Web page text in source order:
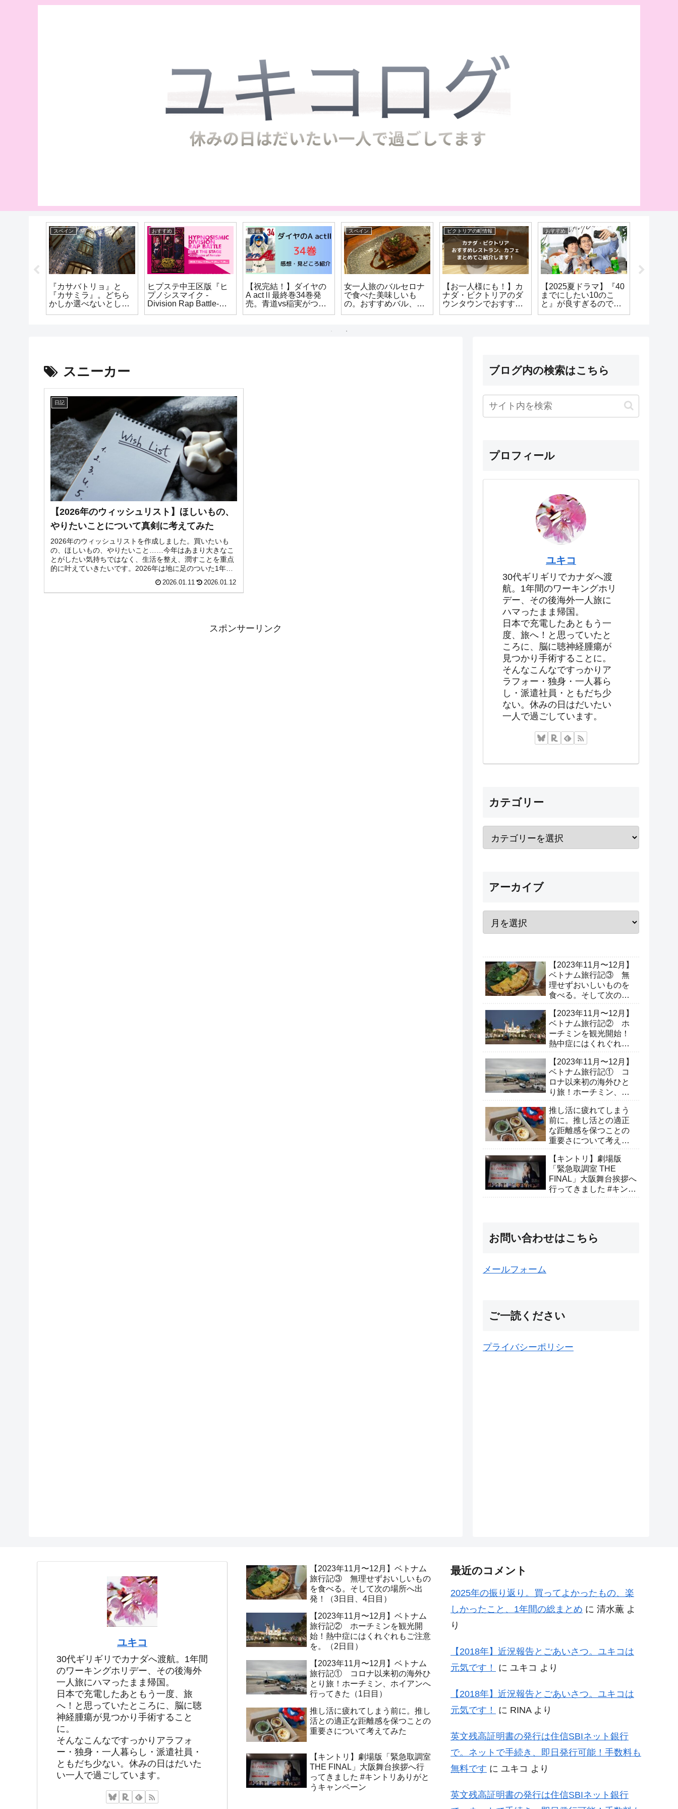
スペイン
『カサバトリョ』と
『カサミラ』。どちら
かしか選べないとした
おすすめ
ヒプステ中王区版『ヒ
プノシスマイク -
Division Rap Battle-』
漫画
【祝完結！】ダイヤの
A actⅡ最終巻34巻発
売。青道vs稲実がつい
スペイン
女一人旅のバルセロナ
で食べた美味しいも
の。おすすめバル、カ
ビクトリアの町情報
【お一人様にも！】カ
ナダ・ビクトリアのダ
ウンタウンでおすすめ
おすすめ
【2025夏ドラマ】『40
までにしたい10のこ
と』が良すぎるのでち
スニーカー
日記
【2026年のウィッシュリスト】ほしいもの、
やりたいことについて真剣に考えてみた
2026年のウィッシュリストを作成しました。買いたいも
の、ほしいもの、やりたいこと……今年はあまり大きなこ
とがしたい気持ちではなく、生活を整え、潤すことを重点
的に叶えていきたいです。2026年は地に足のついた1年を
2026.01.11 2026.01.12
スポンサーリンク
ブログ内の検索はこちら
プロフィール
ユキコ
30代ギリギリでカナダへ渡
航。1年間のワーキングホリ
デー、その後海外一人旅に
ハマったまま帰国。
日本で充電したあともう一
度、旅へ！と思っていたと
ころに、脳に聴神経腫瘍が
見つかり手術することに。
そんなこんなですっかりア
ラフォー・独身・一人暮ら
し・派遣社員・ともだち少
ない。休みの日はだいたい
一人で過ごしています。
カテゴリー
アーカイブ
【2023年11月〜12月】
ベトナム旅行記③ 無
理せずおいしいものを
食べる。そして次の場
日目）
【2023年11月〜12月】
ベトナム旅行記② ホ
ーチミンを観光開始！
熱中症にはくれぐれも
【2023年11月〜12月】
ベトナム旅行記① コ
ロナ以来初の海外ひと
り旅！ホーチミン、ホ
日目）
推し活に疲れてしまう
前に。推し活との適正
な距離感を保つことの
重要さについて考えて
【キントリ】劇場版
「緊急取調室 THE
FINAL」大阪舞台挨拶へ
行ってきました #キント
お問い合わせはこちら
メールフォーム
ご一読ください
プライバシーポリシー
ユキコ
30代ギリギリでカナダへ渡航。1年間
のワーキングホリデー、その後海外
一人旅にハマったまま帰国。
日本で充電したあともう一度、旅
へ！と思っていたところに、脳に聴
神経腫瘍が見つかり手術すること
に。
そんなこんなですっかりアラフォ
ー・独身・一人暮らし・派遣社員・
ともだち少ない。休みの日はだいた
い一人で過ごしています。
【2023年11月〜12月】ベトナム
旅行記③ 無理せずおいしいもの
を食べる。そして次の場所へ出
発！（3日目、4日目）
【2023年11月〜12月】ベトナム
旅行記② ホーチミンを観光開
始！熱中症にはくれぐれもご注意
を。（2日目）
【2023年11月〜12月】ベトナム
旅行記① コロナ以来初の海外ひ
とり旅！ホーチミン、ホイアンへ
行ってきた（1日目）
推し活に疲れてしまう前に。推し
活との適正な距離感を保つことの
重要さについて考えてみた
【キントリ】劇場版「緊急取調室
THE FINAL」大阪舞台挨拶へ行
ってきました #キントリありがと
うキャンペーン
最近のコメント
2025年の振り返り。買ってよかったもの、楽
しかったこと、1年間の総まとめ に 清水薫 よ
り
【2018年】近況報告とごあいさつ。ユキコは
元気です！
に ユキコ より
【2018年】近況報告とごあいさつ。ユキコは
元気です！
に RINAより
英文残高証明書の発行は住信SBIネット銀行
で。ネットで手続き、即日発行可能！手数料も
無料です に ユキコ より
英文残高証明書の発行は住信SBIネット銀行